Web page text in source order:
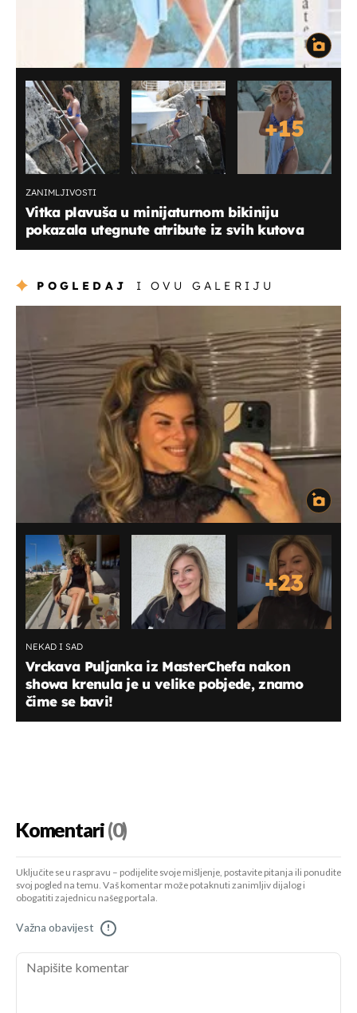
+15
ZANIMLJIVOSTI
Vitka plavuša u minijaturnom bikiniju
pokazala utegnute atribute iz svih kutova
POGLEDAJ I OVU GALERIJU
+23
NEKAD I SAD
Vrckava Puljanka iz MasterChefa nakon
showa krenula je u velike pobjede, znamo
čime se bavi!
Komentari(0)
Uključite se u raspravu – podijelite svoje mišljenje, postavite pitanja ili ponudite
svoj pogled na temu. Vaš komentar može potaknuti zanimljiv dijalog i
obogatiti zajednicu našeg portala.
Važna obavijest !